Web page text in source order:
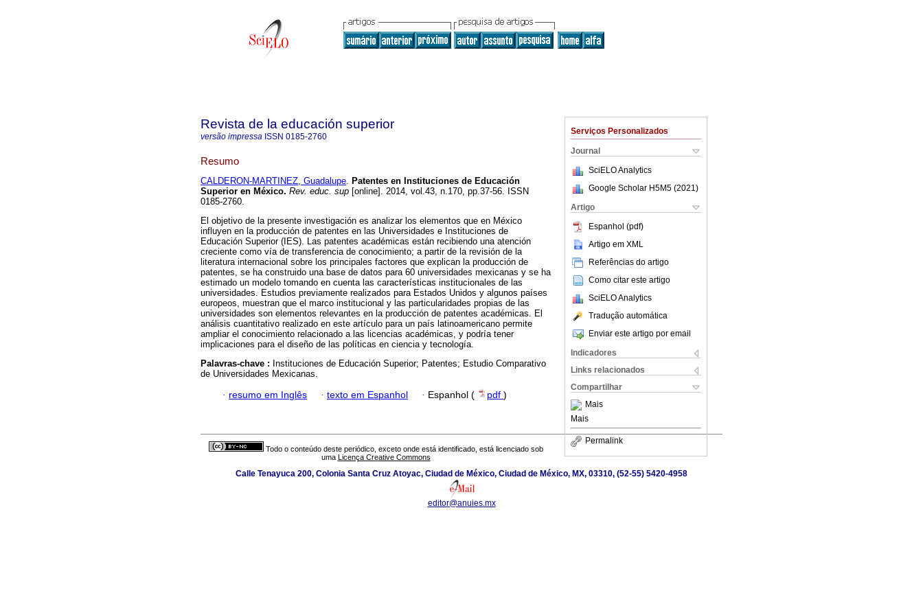
Serviços Personalizados
Journal
SciELO Analytics
Google Scholar H5M5 (2021 )
Artigo
Espanhol (pdf)
Artigo em XML
Referências do artigo
Como citar este artigo
SciELO Analytics
Tradução automática
Enviar este artigo por email
Indicadores
Links relacionados
Compartilhar
Mais
Mais
Permalink
Revista de la educación superior
versão impressa ISSN 0185-2760
Resumo
CALDERON-MARTINEZ, Guadalupe. Patentes en Instituciones de Educación
Superior en México. Rev. educ. sup [online]. 2014, vol.43, n.170, pp.37-56. ISSN
0185-2760.
El objetivo de la presente investigación es analizar los elementos que en México
influyen en la producción de patentes en las Universidades e Instituciones de
Educación Superior (IES). Las patentes académicas están recibiendo una atención
creciente como vía de transferencia de conocimiento; a partir de la revisión de la
literatura internacional sobre los principales factores que explican la producción de
patentes, se ha construido una base de datos para 60 universidades mexicanas y se ha
estimado un modelo tomando en cuenta las características institucionales de las
universidades. Estudios previamente realizados para Estados Unidos y algunos países
europeos, muestran que el marco institucional y las particularidades propias de las
universidades son elementos relevantes en la producción de patentes académicas. El
análisis cuantitativo realizado en este artículo para un país latinoamericano permite
ampliar el conocimiento relacionado a las licencias académicas, y podría tener
implicaciones para el diseño de las políticas en ciencia y tecnología.
Palavras-chave : Instituciones de Educación Superior; Patentes; Estudio Comparativo
de Universidades Mexicanas.
· resumo em Inglês · texto em Espanhol · Espanhol ( pdf )
Todo o conteúdo deste periódico, exceto onde está identificado, está licenciado sob
uma Licença Creative Commons
Calle Tenayuca 200, Colonia Santa Cruz Atoyac, Ciudad de México, Ciudad de México, MX, 03310, (52-55) 5420-4958
editor@anuies.mx